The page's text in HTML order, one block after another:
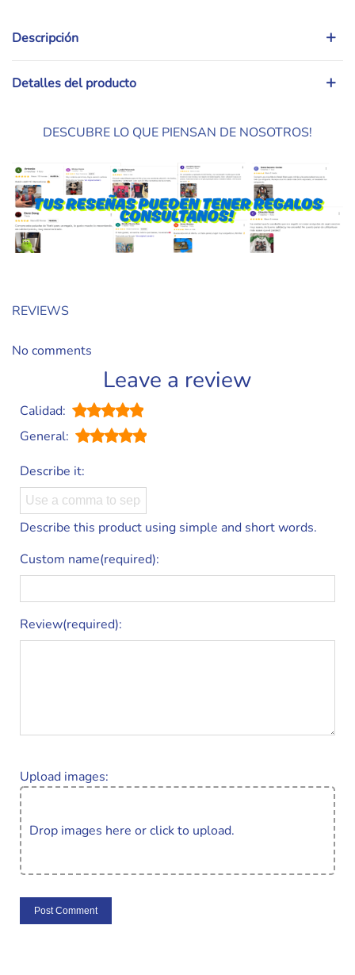
Descripción
Detalles del producto
DESCUBRE LO QUE PIENSAN DE NOSOTROS!
REVIEWS
No comments
Leave a review
Calidad:
General:
Describe it:
Describe this product using simple and short words.
Custom name(required):
Review(required):
Upload images:
Drop images here or click to upload.